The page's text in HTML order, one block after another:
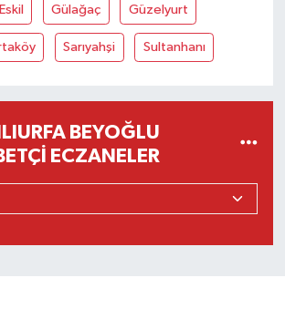
Eskil Gülağaç Güzelyurt
Sarıyahşi Sultanhanı
BEYOĞLU
ECZANELER